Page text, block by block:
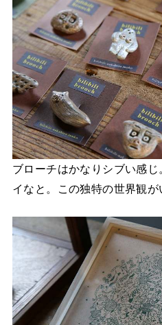
ブローチはかなりシブい感
イなと。この独特の世界観が